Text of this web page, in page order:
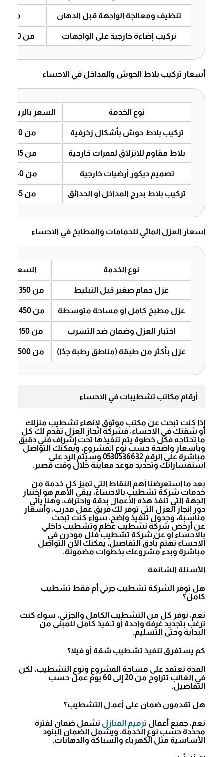
تنظيف ومعالجة الواجهة قبل الدهان من 10 إلى 20
تركيب إضاءة خارجية على الواجهات من 50 إلى 80 للنقطة
أسعار تركيب بلاط الحوش والمداخل في الاحساء
نوع الخدمة السعر بالريال
تركيب بلاط حوش بأشكال زخرفية من 30 إلى 55
بلاط مقاوم للانزلاق لممرات خارجية من 35 إلى 60
تصميم ديكور أرضيات خارجية من 40 إلى 65
تركيب بلاط بدرج المداخل أو الحدائق من 45 إلى 75
أسعار العزل المائي للحمامات والمطابخ في الاحساء
نوع الخدمة السعر
عزل حمام صغير قبل التبليط من 350 إلى 500 ريال
عزل مطبخ كامل أو مساحة متوسطة من 450 إلى 600 ريال
اختبار العزل وضمان ضد التسرب من 150 إلى 250 ريال
عزل بأكثر من طبقة (مناطق رطبة جدًا) من 500 إلى 750 ريال
أرقام مكاتب تشطيبات في الاحساء
إذا كنت تبحث عن مكتب موثوق لإنهاء تشطيب منزلك
أو شقتك في الاحساء، فشركة إنجاز العزل تقدم لك كل
ما تحتاجه فكل خطوة يتم تنفيذها تحت إشراف فني دقيق
وبأسعار واضحة حسب نوع المشروع، ويمكنك التواصل
مباشرة على الرقم 0530536632 وسيتم الرد على
استفساراتك وتحديد موعد معاينة خلال وقت قصير.
بعد ما استعرضنا أهم النقاط التي تميز كل خدمة من
خدمات شركة تشطيب بالاحساء، يبقى الأهم هو اختيار
الجهة التي تنفذ هذه الأعمال بدقة واحتراف، وهنا يأتي
دور إنجاز العزل التي توفر لك فريق عمل مدرب، وأسعار
مناسبة، وجدول تنفيذ واضح، سواء كنت تبحث
عن أرخص شركة تشطيب عظم وتشطيب داخلي
بالاحساء أو عن شركة تشطيب فلل مودرن في
الاحساء تهتم بأدق التفاصيل، يمكنك الآن التواصل
مباشرة وبدء مشروعك بخطوات مضمونة.
الأسئلة الشائعة
هل توفر الشركة تشطيب جزئي أم فقط تشطيب
كامل؟
نعم، نوفر كل من التشطيب الكامل والجزئي، سواء كنت
ترغب بتجديد غرفة واحدة أو تنفيذ كامل للمبنى من
البداية وحتى التسليم.
كم يستغرق تنفيذ تشطيب شقة أو فيلا؟
المدة تعتمد على مساحة المشروع ونوع التشطيب، لكن
في الغالب تتراوح من 20 إلى 60 يوم عمل حسب
التفاصيل.
هل تقدمون ضمان على أعمال التشطيب؟
نعم، جميع أعمال ترميم المنازل تشمل ضمان لفترة
محددة حسب نوع الخدمة، ويشمل الضمان البنود
الأساسية مثل الكهرباء والسباكة والدهانات.